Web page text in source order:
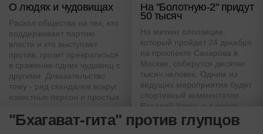
О людях и чудовищах
Раскол общества на тех, кто
поддерживает партию
власти и кто выступает
против, грозит превратиться
в сражение одних чудовищ с
другими. Доказательство
тому - ряд скандалов вокруг
известных персон и простых
широкий общественный
резонанс
На "Болотную-2" придут
50 тысяч
На митинг оппозиции,
который пройдет 24 декабря
на проспекте Сахарова в
Москве, соберутся десятки
тысяч человек. Одним из
ведущих мероприятия будет
спортивный комментатор
Василий Уткин, а в числе
хедлайнеров оказался
Михаил Прохоров
"Бхагават-гита" против глупцов